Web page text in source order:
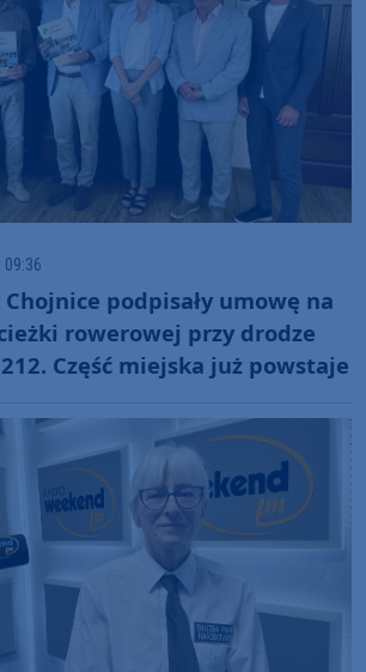
podpisały umowę na
rowerowej przy drodze
Część miejska już powstaje